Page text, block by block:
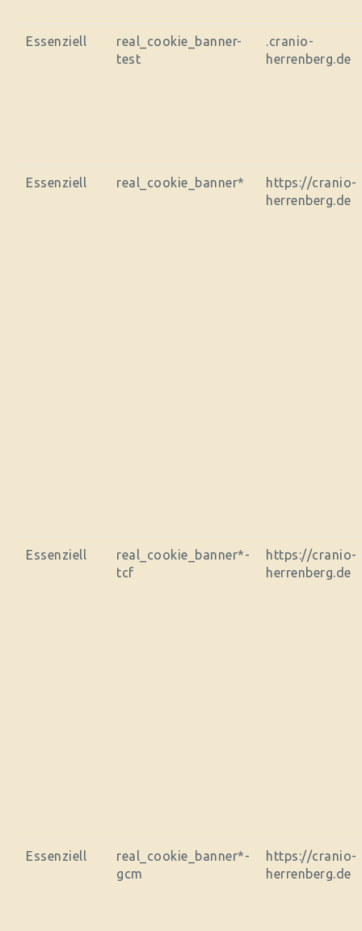
Essenziell
real_cookie_banner-
test
.cranio-
herrenberg.de
Essenziell real_cookie_banner*
https://cranio-
herrenberg.de
Essenziell
real_cookie_banner*-
tcf
https://cranio-
herrenberg.de
Essenziell
real_cookie_banner*-
gcm
https://cranio-
herrenberg.de